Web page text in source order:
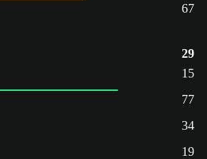
67
29
15
77
34
19